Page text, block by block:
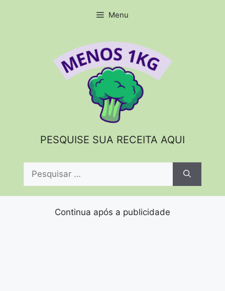
Menu
PESQUISE SUA RECEITA AQUI
Pesquisar
Continua após a publicidade